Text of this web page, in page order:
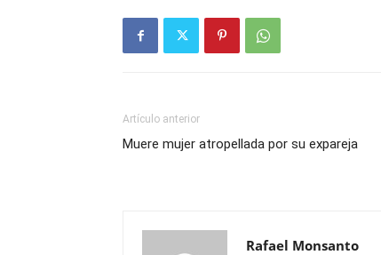
Artículo anterior
Muere mujer atropellada por su expareja
Rafael Monsanto